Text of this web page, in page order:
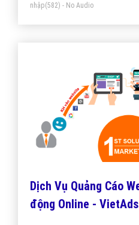
nhập(582) - No Audio
Dịch Vụ Quảng Cáo
động Online -